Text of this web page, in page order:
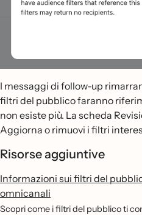
I messaggi di follow-up
filtri del pubblico faranno
non esiste più. La scheda
Aggiorna o rimuovi i filtri
Risorse aggiuntive
Informazioni sui filtri del
omnicanali
Scopri come i filtri del pubblico ti